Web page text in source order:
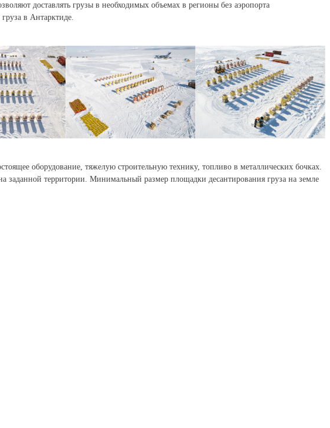
доставлять грузы в необходимых объемах в регионы без аэропорта
в Антарктиде.
оборудование, тяжелую строительную технику, топливо в металлических бочках.
заданной территории. Минимальный размер площадки десантирования груза на земле